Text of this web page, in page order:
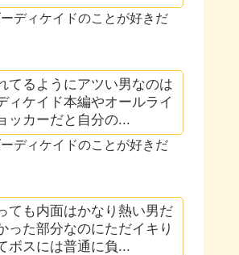
ディケイドのことが好きだ
てるようにアツい男なのは
ィケイド本編やオールライ
ッカーだと自分の...
ディケイドのことが好きだ
ても内面はかなり熱い男だ
った部分なのにただイキり
ボスには普通に負...